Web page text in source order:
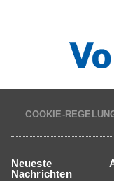
COOKIE-
Neueste
Nachrichten